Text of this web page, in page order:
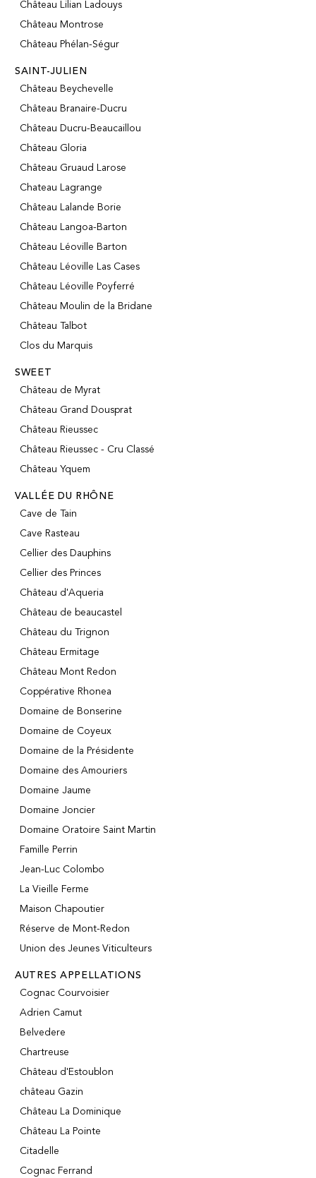
Château Lilian Ladouys
Château Montrose
Château Phélan-Ségur
SAINT-JULIEN
Château Beychevelle
Château Branaire-Ducru
Château Ducru-Beaucaillou
Château Gloria
Château Gruaud Larose
Chateau Lagrange
Château Lalande Borie
Château Langoa-Barton
Château Léoville Barton
Château Léoville Las Cases
Château Léoville Poyferré
Château Moulin de la Bridane
Château Talbot
Clos du Marquis
SWEET
Château de Myrat
Château Grand Dousprat
Château Rieussec
Château Rieussec - Cru Classé
Château Yquem
VALLÉE DU RHÔNE
Cave de Tain
Cave Rasteau
Cellier des Dauphins
Cellier des Princes
Château d'Aqueria
Château de beaucastel
Château du Trignon
Château Ermitage
Château Mont Redon
Coppérative Rhonea
Domaine de Bonserine
Domaine de Coyeux
Domaine de la Présidente
Domaine des Amouriers
Domaine Jaume
Domaine Joncier
Domaine Oratoire Saint Martin
Famille Perrin
Jean-Luc Colombo
La Vieille Ferme
Maison Chapoutier
Réserve de Mont-Redon
Union des Jeunes Viticulteurs
AUTRES APPELLATIONS
Cognac Courvoisier
Adrien Camut
Belvedere
Chartreuse
Château d'Estoublon
château Gazin
Château La Dominique
Château La Pointe
Citadelle
Cognac Ferrand